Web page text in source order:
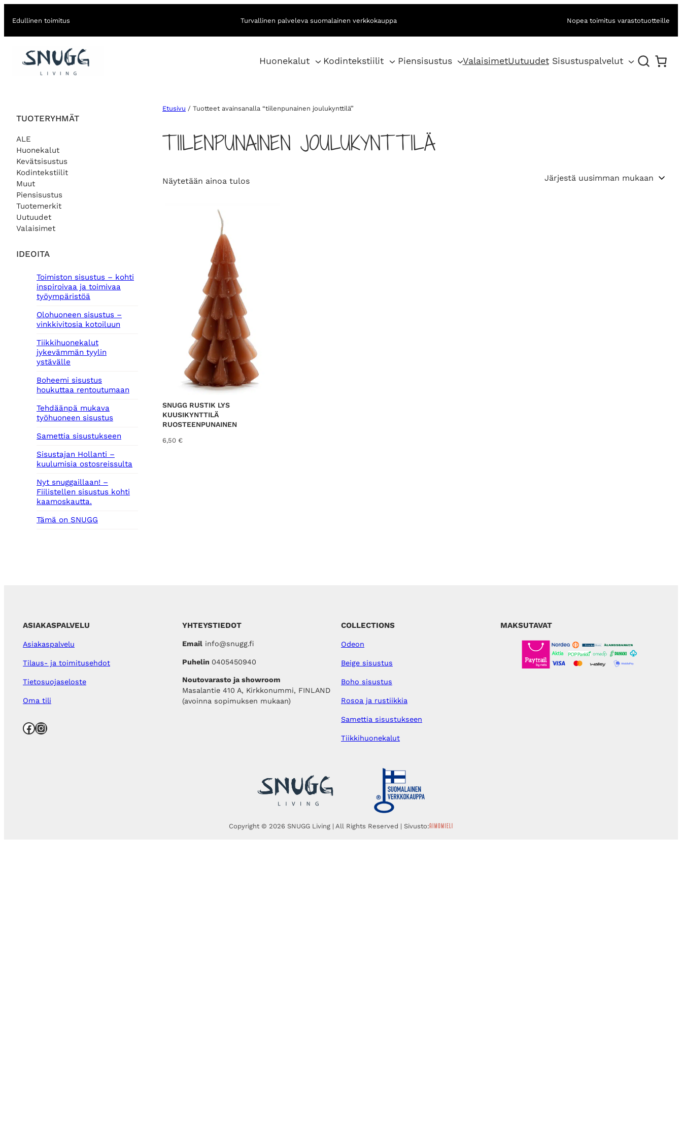
Edullinen toimitus Turvallinen palveleva suomalainen verkkokauppa Nopea toimitus varastotuotteille
Huonekalut Kodintekstiilit Piensisustus ValaisimetUutuudet Sisustuspalvelut
TUOTERYHMÄT
ALE
Huonekalut
Kevätsisustus
Kodintekstiilit
Muut
Piensisustus
Tuotemerkit
Uutuudet
Valaisimet
IDEOITA
Toimiston sisustus – kohti
inspiroivaa ja toimivaa
työympäristöä
Olohuoneen sisustus –
vinkkivitosia kotoiluun
Tiikkihuonekalut
jykevämmän tyylin
ystävälle
Boheemi sisustus
houkuttaa rentoutumaan
Tehdäänpä mukava
työhuoneen sisustus
Samettia sisustukseen
Sisustajan Hollanti –
kuulumisia ostosreissulta
Nyt snuggaillaan! –
Fiilistellen sisustus kohti
kaamoskautta.
Tämä on SNUGG
Etusivu / Tuotteet avainsanalla “tiilenpunainen joulukynttilä”
TIILENPUNAINEN JOULUKYNTTILÄ
Näytetään ainoa tulos
SNUGG RUSTIK LYS
KUUSIKYNTTILÄ
RUOSTEENPUNAINEN
6,50 €
ASIAKASPALVELU
Asiakaspalvelu
Tilaus- ja toimitusehdot
Tietosuojaseloste
Oma tili
Facebook Instagram
YHTEYSTIEDOT
Emailinfo@snugg.fi
Puhelin 0405450940
Noutovarasto ja showroom
Masalantie 410 A, Kirkkonummi, FINLAND
(avoinna sopimuksen mukaan)
COLLECTIONS
Odeon
Beige sisustus
Boho sisustus
Rosoa ja rustiikkia
Samettia sisustukseen
Tiikkihuonekalut
MAKSUTAVAT
Copyright © 2026 SNUGG Living | All Rights Reserved | Sivusto: